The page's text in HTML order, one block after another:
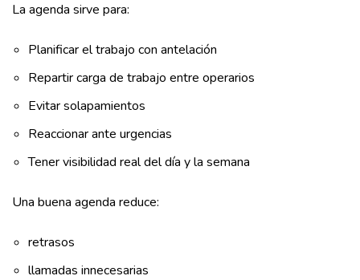
La agenda sirve para:
Planificar el trabajo con antelación
Repartir carga de trabajo entre operarios
Evitar solapamientos
Reaccionar ante urgencias
Tener visibilidad real del día y la semana
Una buena agenda reduce:
retrasos
llamadas innecesarias